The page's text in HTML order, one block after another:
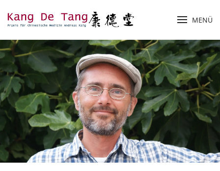
Zum Hauptinhalt springen
MENÜ